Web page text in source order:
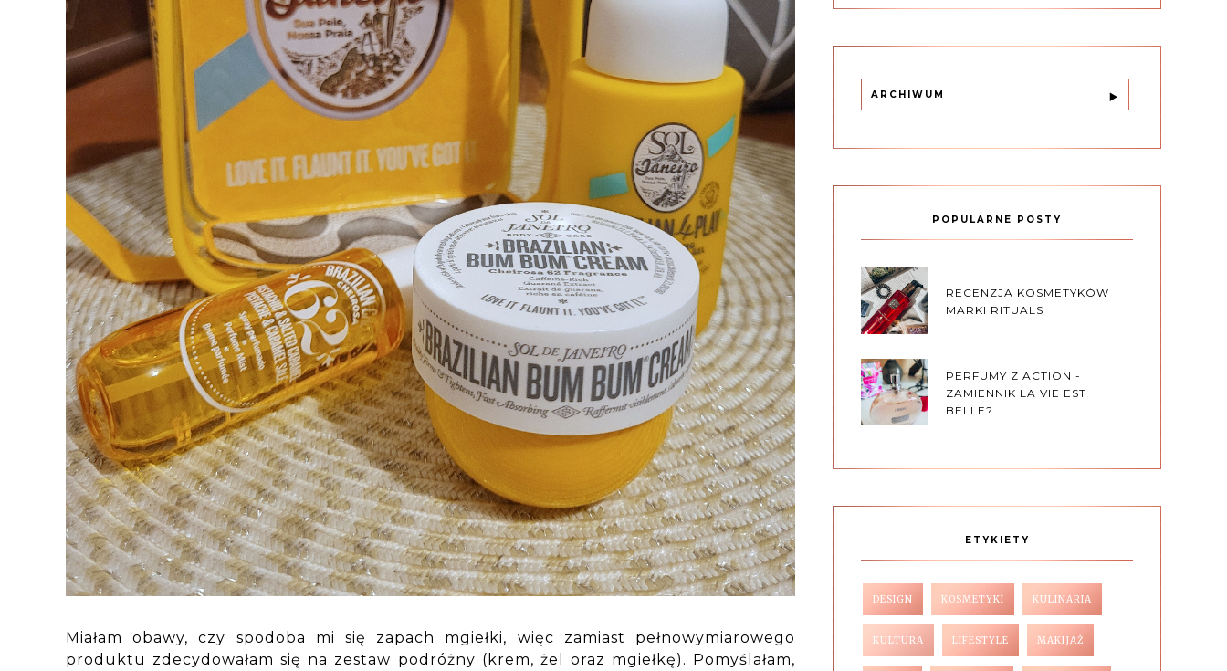
Miałam obawy, czy spodoba mi się zapach mgiełki, więc zamiast pełnowymiarowego
produktu zdecydowałam się na zestaw podróżny (krem, żel oraz mgiełkę). Pomyślałam,
ARCHIWUM
POPULARNE POSTY
RECENZJA KOSMETYKÓW
MARKI RITUALS
PERFUMY Z ACTION -
ZAMIENNIK LA VIE EST
BELLE?
ETYKIETY
DESIGN KOSMETYKI KULINARIA
KULTURA LIFESTYLE MAKIJAŻ